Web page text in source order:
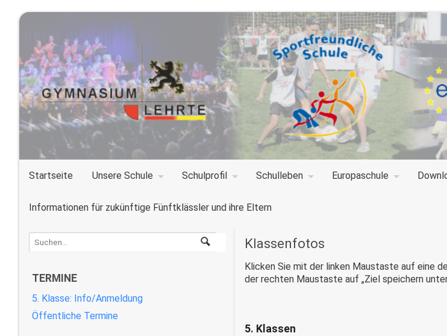
Startseite Unsere Schule Schulprofil Schulleben Europaschule
Informationen für zukünftige Fünftklässler und ihre Eltern
Klassenfotos
Klicken Sie mit der linken Maustaste auf eine
der rechten Maustaste auf „Ziel speichern
5. Klassen
TERMINE
5. Klasse: Info/Anmeldung
Öffentliche Termine